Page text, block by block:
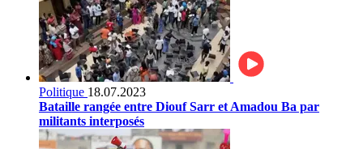
Politique 18.07.2023
Bataille rangée entre Diouf Sarr et Amadou Ba par
militants interposés